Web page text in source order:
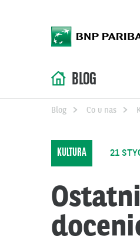
BLOG
Blog Co u nas
KULTURA 21